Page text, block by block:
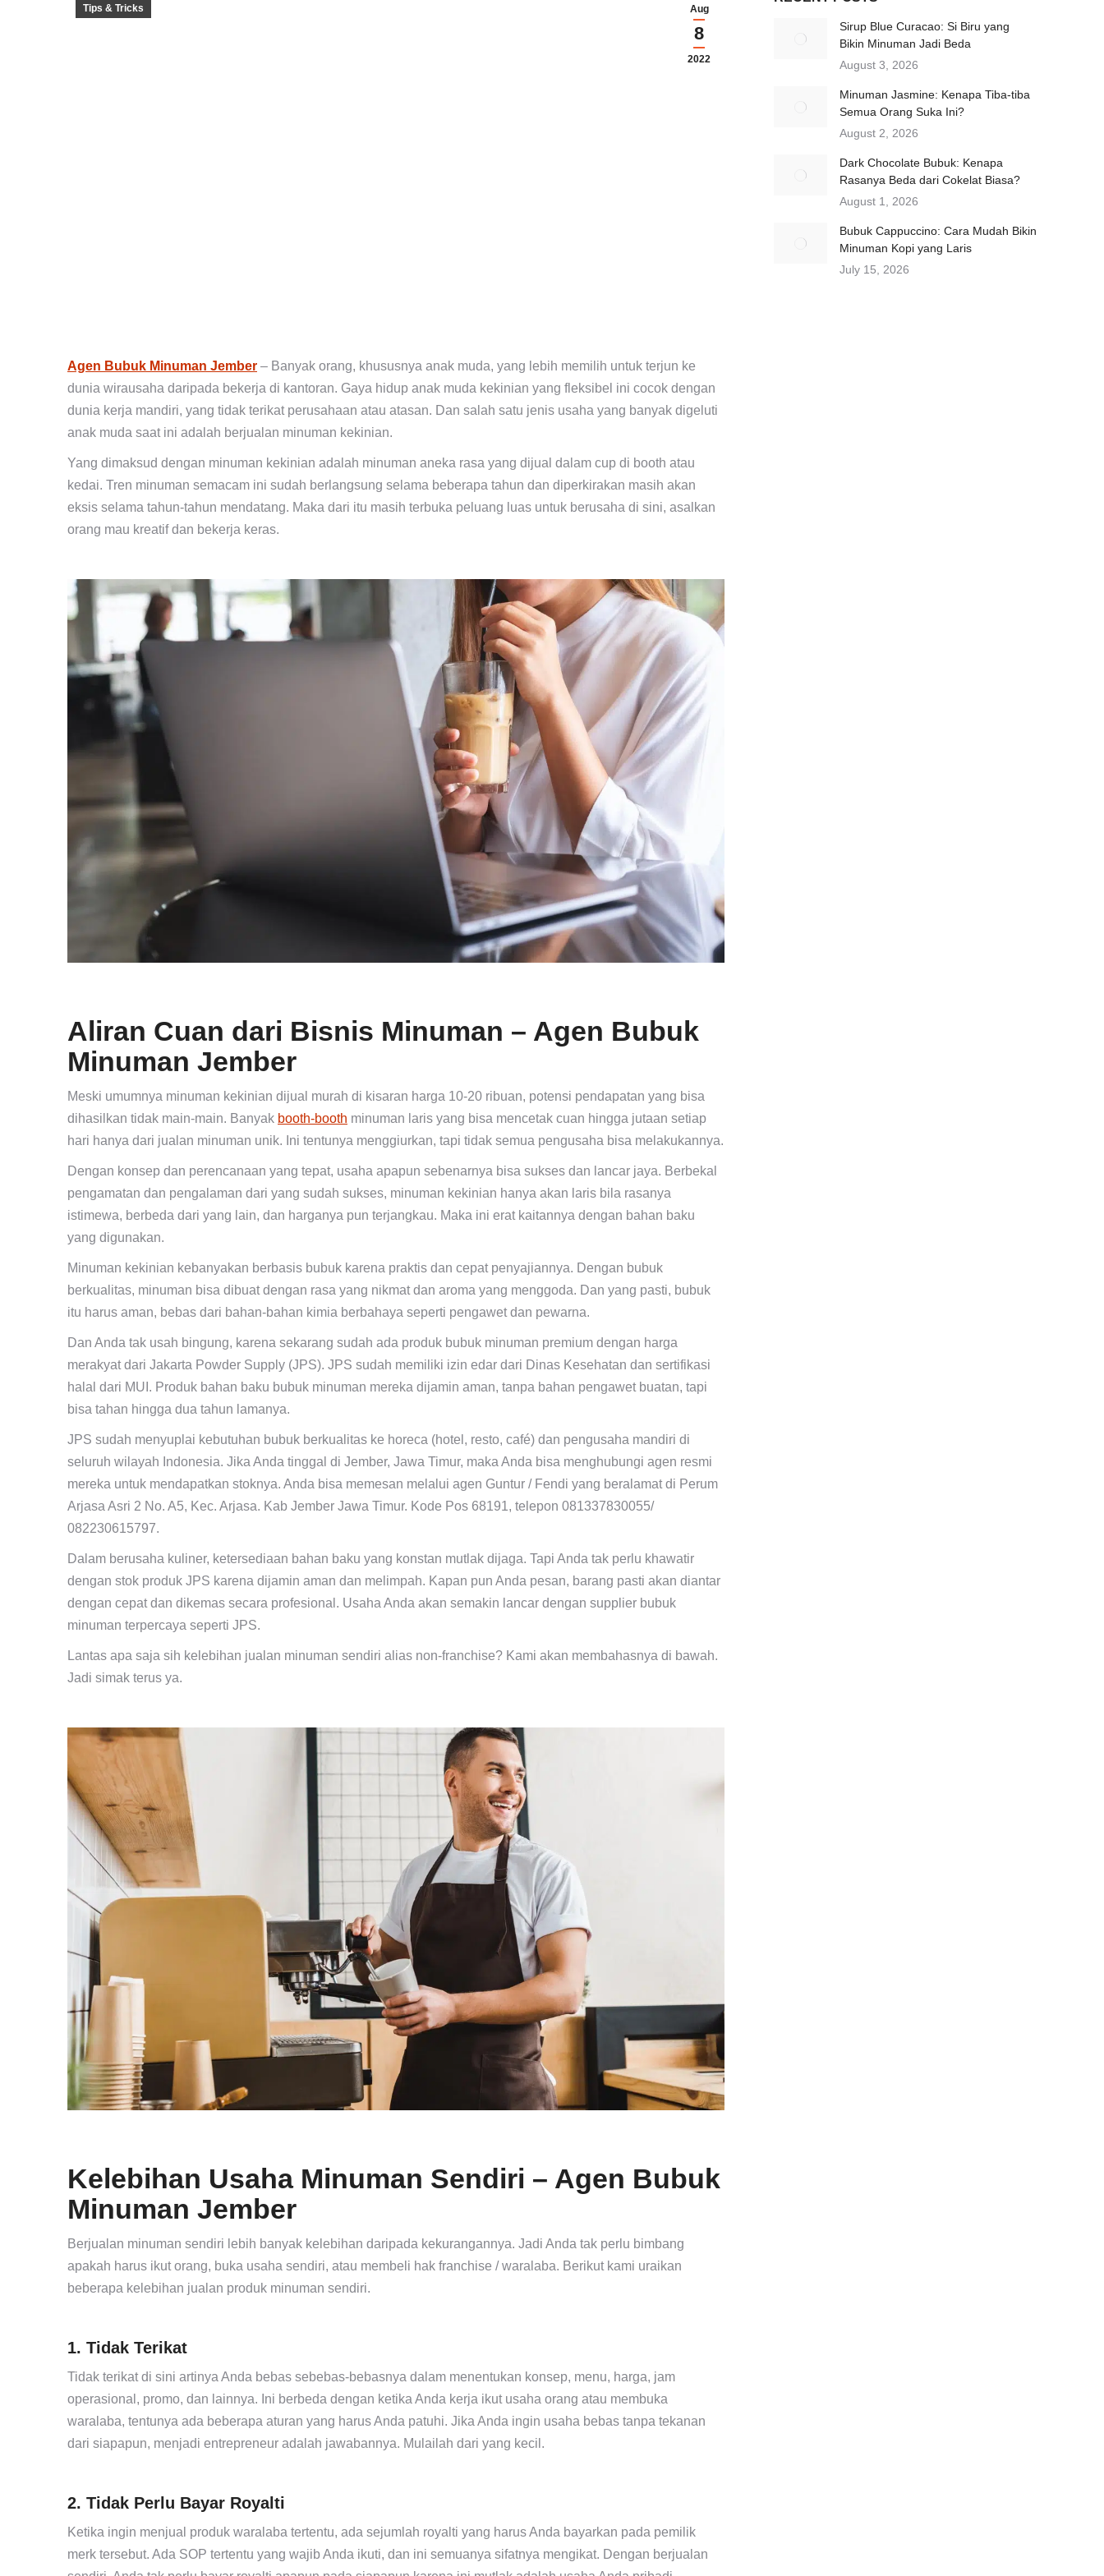
Aug
8
2022
Tips & Tricks
Agen Bubuk Minuman Jember – Banyak orang, khususnya anak muda, yang lebih memilih untuk terjun ke
dunia wirausaha daripada bekerja di kantoran. Gaya hidup anak muda kekinian yang fleksibel ini cocok dengan
dunia kerja mandiri, yang tidak terikat perusahaan atau atasan. Dan salah satu jenis usaha yang banyak digeluti
anak muda saat ini adalah berjualan minuman kekinian.
Yang dimaksud dengan minuman kekinian adalah minuman aneka rasa yang dijual dalam cup di booth atau
kedai. Tren minuman semacam ini sudah berlangsung selama beberapa tahun dan diperkirakan masih akan
eksis selama tahun-tahun mendatang. Maka dari itu masih terbuka peluang luas untuk berusaha di sini, asalkan
orang mau kreatif dan bekerja keras.
Aliran Cuan dari Bisnis Minuman – Agen Bubuk
Minuman Jember
Meski umumnya minuman kekinian dijual murah di kisaran harga 10-20 ribuan, potensi pendapatan yang bisa
dihasilkan tidak main-main. Banyak booth-booth minuman laris yang bisa mencetak cuan hingga jutaan setiap
hari hanya dari jualan minuman unik. Ini tentunya menggiurkan, tapi tidak semua pengusaha bisa melakukannya.
Dengan konsep dan perencanaan yang tepat, usaha apapun sebenarnya bisa sukses dan lancar jaya. Berbekal
pengamatan dan pengalaman dari yang sudah sukses, minuman kekinian hanya akan laris bila rasanya
istimewa, berbeda dari yang lain, dan harganya pun terjangkau. Maka ini erat kaitannya dengan bahan baku
yang digunakan.
Minuman kekinian kebanyakan berbasis bubuk karena praktis dan cepat penyajiannya. Dengan bubuk
berkualitas, minuman bisa dibuat dengan rasa yang nikmat dan aroma yang menggoda. Dan yang pasti, bubuk
itu harus aman, bebas dari bahan-bahan kimia berbahaya seperti pengawet dan pewarna.
Dan Anda tak usah bingung, karena sekarang sudah ada produk bubuk minuman premium dengan harga
merakyat dari Jakarta Powder Supply (JPS). JPS sudah memiliki izin edar dari Dinas Kesehatan dan sertifikasi
halal dari MUI. Produk bahan baku bubuk minuman mereka dijamin aman, tanpa bahan pengawet buatan, tapi
bisa tahan hingga dua tahun lamanya.
JPS sudah menyuplai kebutuhan bubuk berkualitas ke horeca (hotel, resto, café) dan pengusaha mandiri di
seluruh wilayah Indonesia. Jika Anda tinggal di Jember, Jawa Timur, maka Anda bisa menghubungi agen resmi
mereka untuk mendapatkan stoknya. Anda bisa memesan melalui agen Guntur / Fendi yang beralamat di Perum
Arjasa Asri 2 No. A5, Kec. Arjasa. Kab Jember Jawa Timur. Kode Pos 68191, telepon 081337830055/
082230615797.
Dalam berusaha kuliner, ketersediaan bahan baku yang konstan mutlak dijaga. Tapi Anda tak perlu khawatir
dengan stok produk JPS karena dijamin aman dan melimpah. Kapan pun Anda pesan, barang pasti akan diantar
dengan cepat dan dikemas secara profesional. Usaha Anda akan semakin lancar dengan supplier bubuk
minuman terpercaya seperti JPS.
Lantas apa saja sih kelebihan jualan minuman sendiri alias non-franchise? Kami akan membahasnya di bawah.
Jadi simak terus ya.
Kelebihan Usaha Minuman Sendiri – Agen Bubuk
Minuman Jember
Berjualan minuman sendiri lebih banyak kelebihan daripada kekurangannya. Jadi Anda tak perlu bimbang
apakah harus ikut orang, buka usaha sendiri, atau membeli hak franchise / waralaba. Berikut kami uraikan
beberapa kelebihan jualan produk minuman sendiri.
1. Tidak Terikat
Tidak terikat di sini artinya Anda bebas sebebas-bebasnya dalam menentukan konsep, menu, harga, jam
operasional, promo, dan lainnya. Ini berbeda dengan ketika Anda kerja ikut usaha orang atau membuka
waralaba, tentunya ada beberapa aturan yang harus Anda patuhi. Jika Anda ingin usaha bebas tanpa tekanan
dari siapapun, menjadi entrepreneur adalah jawabannya. Mulailah dari yang kecil.
2. Tidak Perlu Bayar Royalti
Ketika ingin menjual produk waralaba tertentu, ada sejumlah royalti yang harus Anda bayarkan pada pemilik
merk tersebut. Ada SOP tertentu yang wajib Anda ikuti, dan ini semuanya sifatnya mengikat. Dengan berjualan
Sirup Blue Curacao: Si Biru yang
Bikin Minuman Jadi Beda
August 3, 2026
Minuman Jasmine: Kenapa Tiba-tiba
Semua Orang Suka Ini?
August 2, 2026
Dark Chocolate Bubuk: Kenapa
Rasanya Beda dari Cokelat Biasa?
August 1, 2026
Bubuk Cappuccino: Cara Mudah Bikin
Minuman Kopi yang Laris
July 15, 2026